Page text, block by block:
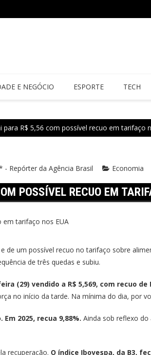
E NEGÓCIO ESPORTE TECH
para R$ 5,56 com possível recuo em tarifaço
- Repórter da Agência Brasil Economia
POSSÍVEL RECUO EM
de um possível recuo no tarifaço sobre
de três quedas e subiu.
(29) vendido a R$ 5,569, com recuo de
no início da tarde. Na mínima do dia, por
2025, recua 9,88%. Ainda sob reflexo
recuperação. O índice Ibovespa, da B3,